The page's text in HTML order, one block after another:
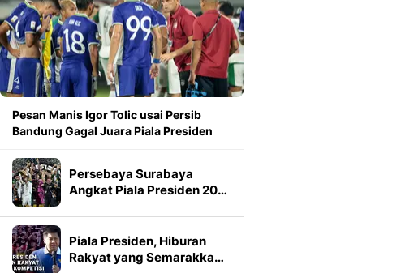
Pesan Manis Igor Tolic usai Persib
Bandung Gagal Juara Piala Presiden
Persebaya Surabaya
Angkat Piala Presiden 20…
Piala Presiden, Hiburan
Rakyat yang Semarakka…